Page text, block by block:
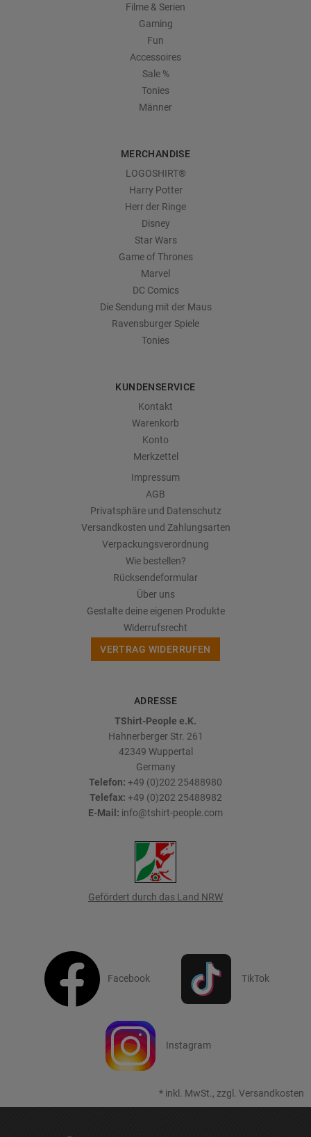
Filme & Serien
Gaming
Fun
Accessoires
Sale %
Tonies
Männer
MERCHANDISE
LOGOSHIRT®
Harry Potter
Herr der Ringe
Disney
Star Wars
Game of Thrones
Marvel
DC Comics
Die Sendung mit der Maus
Ravensburger Spiele
Tonies
KUNDENSERVICE
Kontakt
Warenkorb
Konto
Merkzettel
Impressum
AGB
Privatsphäre und Datenschutz
Versandkosten und Zahlungsarten
Verpackungsverordnung
Wie bestellen?
Rücksendeformular
Über uns
Gestalte deine eigenen Produkte
Widerrufsrecht
VERTRAG WIDERRUFEN
ADRESSE
TShirt-People e.K.
Hahnerberger Str. 261
42349 Wuppertal
Germany
Telefon: +49 (0)202 25488980
Telefax: +49 (0)202 25488982
E-Mail: info@tshirt-people.com
Gefördert durch das Land NRW
Facebook TikTok
Instagram
* inkl. MwSt., zzgl. Versandkosten